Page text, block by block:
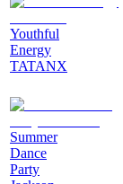
Youthful
Energy
TATANX
Summer
Dance
Party